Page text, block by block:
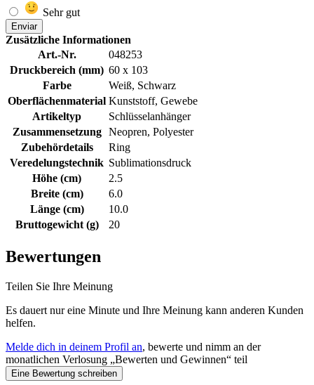
Sehr gut
Enviar
Zusätzliche Informationen
Art.-Nr.
048253
Druckbereich (mm) 60 x 103
Farbe
Weiß, Schwarz
Oberflächenmaterial Kunststoff, Gewebe
Artikeltyp
Schlüsselanhänger
Zusammensetzung
Neopren, Polyester
Zubehördetails
Ring
Veredelungstechnik Sublimationsdruck
Höhe (cm)
2.5
Breite (cm)
6.0
Länge (cm)
10.0
Bruttogewicht (g)
20
Bewertungen
Teilen Sie Ihre Meinung
Es dauert nur eine Minute und Ihre Meinung kann anderen Kunden
helfen.
Melde dich in deinem Profil an, bewerte und nimm an der
monatlichen Verlosung „Bewerten und Gewinnen“ teil
Eine Bewertung schreiben